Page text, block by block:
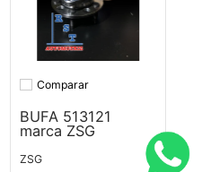
Añadir a comparar
Comparar
BUFA 513121
marca ZSG
ZSG